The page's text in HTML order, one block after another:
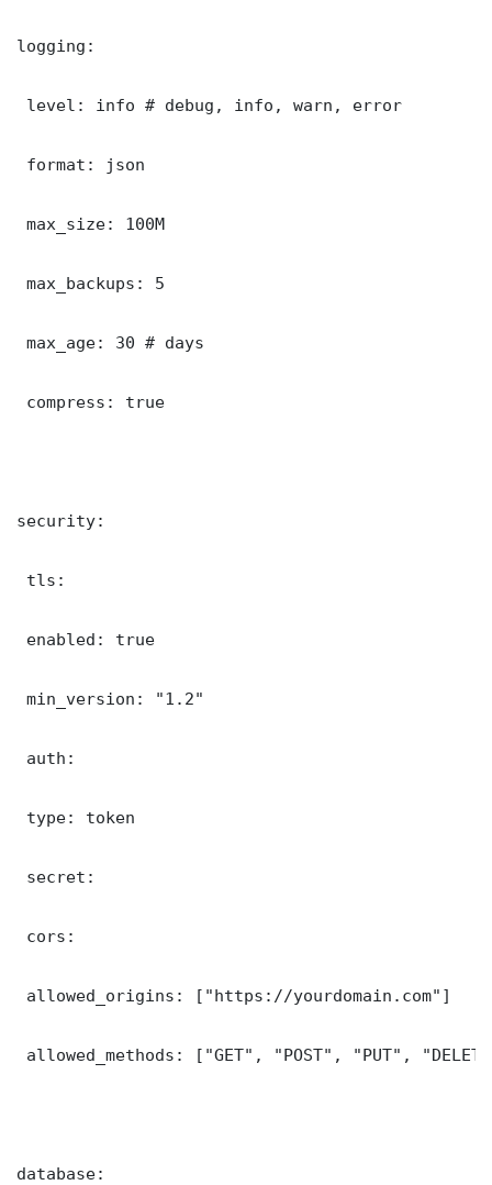
logging:
level: info # debug, info, warn, error
format: json
max_size: 100M
max_backups: 5
max_age: 30 # days
compress: true
security:
tls:
enabled: true
min_version: "1.2"
auth:
type: token
secret:
cors:
allowed_origins: ["https://yourdomain.com"]
allowed_methods: ["GET", "POST", "PUT",
database: